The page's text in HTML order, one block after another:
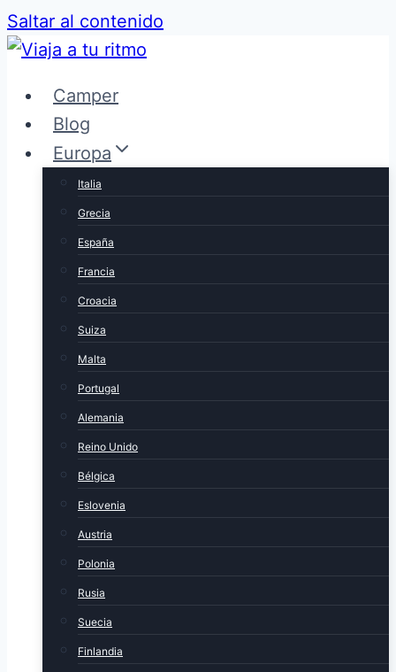
Saltar al contenido
Camper
Blog
Europa
Italia
Grecia
España
Francia
Croacia
Suiza
Malta
Portugal
Alemania
Reino Unido
Bélgica
Eslovenia
Austria
Polonia
Rusia
Suecia
Finlandia